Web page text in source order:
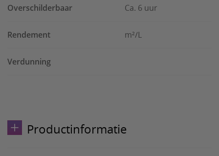
Overschilderbaar Ca. 6 uur
Rendement m²/L
Verdunning
Productinformatie